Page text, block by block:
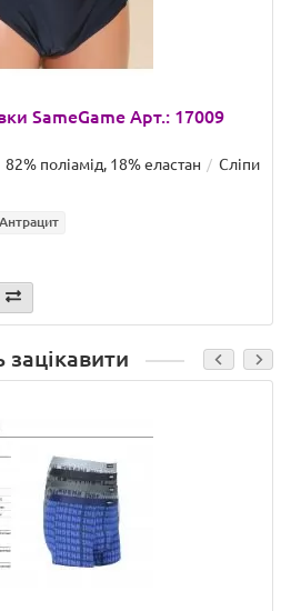
SameGame Арт.: 17009
82% поліамід, 18% еластан
Сліпи
Антрацит